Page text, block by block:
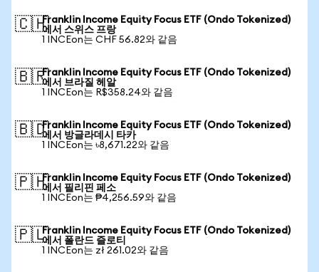
🇨🇭Franklin Income Equity Focus ETF (Ondo Tokenized)
에서 스위스 프랑
1 INCEon는 CHF 56.82와 같음
🇧🇷Franklin Income Equity Focus ETF (Ondo Tokenized)
에서 브라질 헤알
1 INCEon는 R$358.24와 같음
🇧🇩Franklin Income Equity Focus ETF (Ondo Tokenized)
에서 방글라데시 타카
1 INCEon는 ৳8,671.22와 같음
🇵🇭Franklin Income Equity Focus ETF (Ondo Tokenized)
에서 필리핀 페소
1 INCEon는 ₱4,256.59와 같음
🇵🇱Franklin Income Equity Focus ETF (Ondo Tokenized)
에서 폴란드 즐로티
1 INCEon는 zł 261.02와 같음